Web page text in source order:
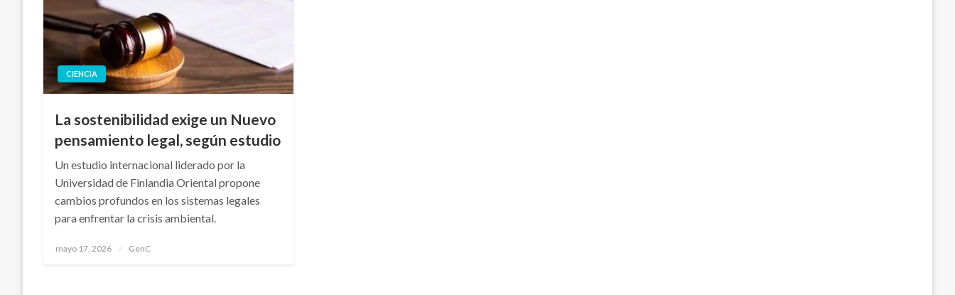
CIENCIA
La sostenibilidad exige un Nuevo
pensamiento legal, según estudio
Un estudio internacional liderado por la
Universidad de Finlandia Oriental propone
cambios profundos en los sistemas legales
para enfrentar la crisis ambiental.
Publicado
mayo 17, 2026 GenC